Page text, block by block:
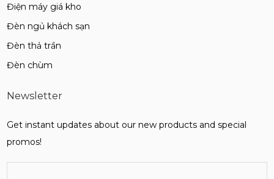
Điện máy giá kho
Đèn ngủ khách sạn
Đèn thả trần
Đèn chùm
Newsletter
Get instant updates about our new products and special
promos!